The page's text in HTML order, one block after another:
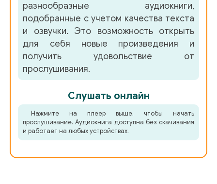
разнообразные аудиокниги,
подобранные с учетом качества текста
и озвучки. Это возможность открыть
для себя новые произведения и
получить удовольствие от
прослушивания.
Слушать онлайн
Нажмите на плеер выше, чтобы начать
прослушивание. Аудиокнига доступна без скачивания
и работает на любых устройствах.